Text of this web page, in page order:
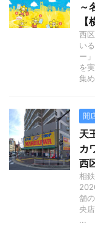
～
西
い
ー
を
集
開
天
カ
西
相
舗
央
...